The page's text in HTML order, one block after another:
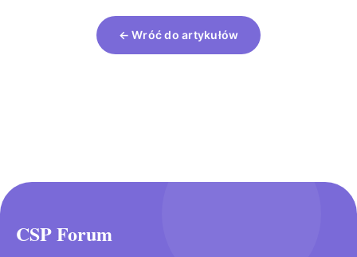
← Wróć do artykułów
CSP Forum